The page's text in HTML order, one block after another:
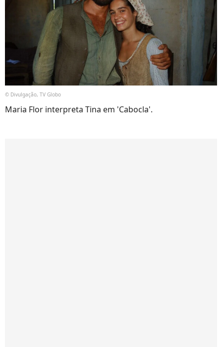
© Divulgação, TV Globo
Maria Flor interpreta Tina em 'Cabocla'.